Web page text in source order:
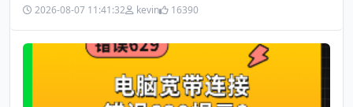
2026-08-07 11:41:32 kevin 16390